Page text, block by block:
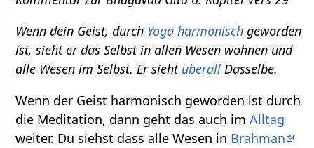
Wenn dein Geist, durch Yoga harmonisch geworden
ist, sieht er das Selbst in allen Wesen wohnen und
alle Wesen im Selbst. Er sieht überall Dasselbe.
Wenn der Geist harmonisch geworden ist durch
die Meditation, dann geht das auch imAlltag
weiter. Du siehst dass alle Wesen in Brahman